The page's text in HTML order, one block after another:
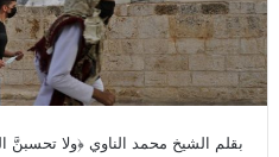
بقلم الشيخ محمد الناوي ﴿ولا تحسبنَّ